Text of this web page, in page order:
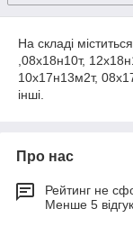
На складі
,08х18н10т,
10х17н13м2т,
інші.
Про нас
Рейтинг не
Менше 5